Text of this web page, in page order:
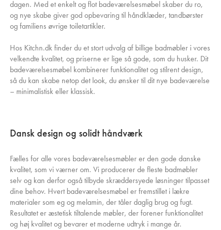
dagen. Med et enkelt og flot badeværelsesmøbel skaber du ro,
og nye skabe giver god opbevaring til håndklæder, tandbørster
og familiens øvrige toiletartikler.
Hos Kitchn.dk finder du et stort udvalg af billige badmøbler i vores
velkendte kvalitet, og priserne er lige så gode, som du husker. Dit
badeværelsesmøbel kombinerer funktionalitet og stilrent design,
så du kan skabe netop det look, du ønsker til dit nye badeværelse
– minimalistisk eller klassisk.
Dansk design og solidt håndværk
Fælles for alle vores badeværelsesmøbler er den gode danske
kvalitet, som vi værner om. Vi producerer de fleste badmøbler
selv og kan derfor også tilbyde skræddersyede løsninger tilpasset
dine behov. Hvert badeværelsesmøbel er fremstillet i lækre
materialer som eg og melamin, der tåler daglig brug og fugt.
Resultatet er æstetisk tiltalende møbler, der forener funktionalitet
og høj kvalitet og bevarer et moderne udtryk i mange år.